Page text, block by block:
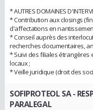
* AUTRES DOMAINES
* Contribution aux closings
d'affectations en
* Conseil auprès des
recherches documentaires,
* Suivi des filiales étrangères
locaux ;
* Veille juridique (droit des
SOFIPROTEOL SA-
PARALEGAL